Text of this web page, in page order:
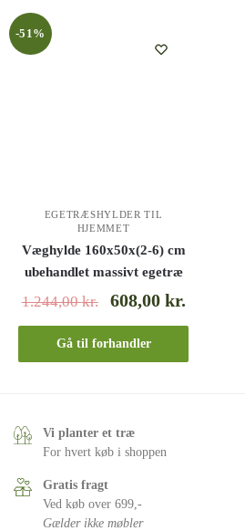
-51%
EGETRÆSHYLDER TIL
HJEMMET
Væghylde 160x50x(2-6) cm
ubehandlet massivt egetræ
1.244,00kr. 608,00 kr.
Gå til forhandler
Vi planter et træ
For hvert køb i shoppen
Gratis fragt
Ved køb over 699,-
Gælder ikke møbler